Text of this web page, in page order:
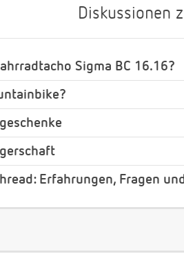
Diskussionen
Sigma BC 16.16?
Erfahrungen, Fragen